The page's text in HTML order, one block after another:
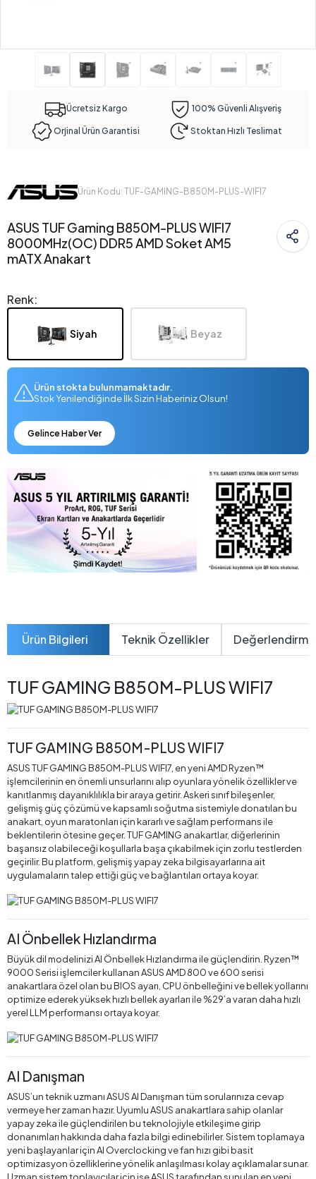
Ücretsiz Kargo 100% Güvenli Alışveriş
Orjinal Ürün Garantisi Stoktan Hızlı Teslimat
Ürün Kodu: TUF-GAMING-B850M-PLUS-WIFI7
ASUS TUF Gaming B850M-PLUS WIFI7
8000MHz(OC) DDR5 AMD Soket AM5
mATX Anakart
Renk:
Siyah Beyaz
Ürün stokta bulunmamaktadır.
Stok Yenilendiğinde İlk Sizin Haberiniz Olsun!
Gelince Haber Ver
Ürün Bilgileri Teknik Özellikler
TUF GAMING B850M-PLUS WIFI7
TUF GAMING B850M-PLUS WIFI7
ASUS TUF GAMING B850M-PLUS WIFI7, en yeni AMD Ryzen™
işlemcilerinin en önemli unsurlarını alıp oyunlara yönelik özellikler ve
kanıtlanmış dayanıklılıkla bir araya getirir. Askeri sınıf bileşenler,
gelişmiş güç çözümü ve kapsamlı soğutma sistemiyle donatılan bu
anakart, oyun maratonları için kararlı ve sağlam performans ile
beklentilerin ötesine geçer. TUF GAMING anakartlar, diğerlerinin
başarısız olabileceği koşullarla başa çıkabilmek için zorlu testlerden
geçirilir. Bu platform, gelişmiş yapay zeka bilgisayarlarına ait
uygulamaların talep ettiği güç ve bağlantıları ortaya koyar.
AI Önbellek Hızlandırma
Büyük dil modelinizi AI Önbellek Hızlandırma ile güçlendirin. Ryzen™
9000 Serisi işlemciler kullanan ASUS AMD 800 ve 600 serisi
anakartlara özel olan bu BIOS ayarı, CPU önbelleğini ve bellek yollarını
optimize ederek yüksek hızlı bellek ayarları ile %29’a varan daha hızlı
yerel LLM performansı ortaya koyar.
AI Danışman
ASUS’un teknik uzmanı ASUS AI Danışman tüm sorularınıza cevap
vermeye her zaman hazır. Uyumlu ASUS anakartlara sahip olanlar
yapay zeka ile güçlendirilen bu teknolojiyle etkileşime girip
donanımları hakkında daha fazla bilgi edinebilirler. Sistem toplamaya
yeni başlayanlar için AI Overclocking ve fan hızı gibi basit
optimizasyon özelliklerine yönelik anlaşılması kolay açıklamalar sunar.
Uzman sistem toplayıcılar için ise ASUS tarafından sunulan en yeni